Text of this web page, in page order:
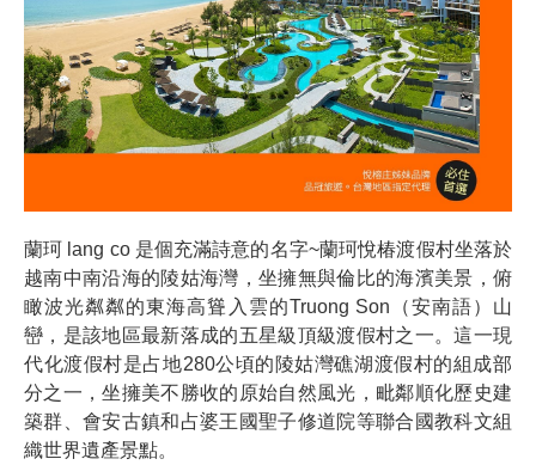
蘭珂 lang co 是個充滿詩意的名字~蘭珂悅椿渡假村坐落於
越南中南沿海的陵姑海灣，坐擁無與倫比的海濱美景，俯
瞰波光粼粼的東海高聳入雲的Truong Son（安南語）山
巒，是該地區最新落成的五星級頂級渡假村之一。這一現
代化渡假村是占地280公頃的陵姑灣礁湖渡假村的組成部
分之一，坐擁美不勝收的原始自然風光，毗鄰順化歷史建
築群、會安古鎮和占婆王國聖子修道院等聯合國教科文組
織世界遺產景點。